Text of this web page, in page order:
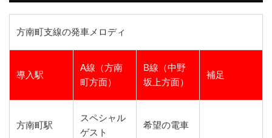
方南町支線の発車メロディ
導入駅
A線（方南
町方面）
B線（中野
坂上方面）
補足
方南町駅
スペシャル
ゲスト
希望の電車